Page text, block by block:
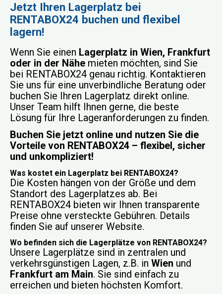
Jetzt Ihren Lagerplatz bei
RENTABOX24 buchen und flexibel
lagern!
Wenn Sie einen Lagerplatz in Wien, Frankfurt
oder in der Nähemieten möchten, sind Sie
bei RENTABOX24 genau richtig. Kontaktieren
Sie uns für eine unverbindliche Beratung oder
buchen Sie Ihren Lagerplatz direkt online.
Unser Team hilft Ihnen gerne, die beste
Lösung für Ihre Lageranforderungen zu finden.
Buchen Sie jetzt online und nutzen Sie die
Vorteile von RENTABOX24 – flexibel, sicher
und unkompliziert!
Was kostet ein Lagerplatz bei RENTABOX24?
Die Kosten hängen von der Größe und dem
Standort des Lagerplatzes ab. Bei
RENTABOX24 bieten wir Ihnen transparente
Preise ohne versteckte Gebühren. Details
finden Sie auf unserer Website.
Wo befinden sich die Lagerplätze von RENTABOX24?
Unsere Lagerplätze sind in zentralen und
verkehrsgünstigen Lagen, z.B. in Wien und
Frankfurt am Main. Sie sind einfach zu
erreichen und bieten höchsten Komfort.